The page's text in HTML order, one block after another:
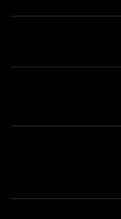
Nossas Lojas